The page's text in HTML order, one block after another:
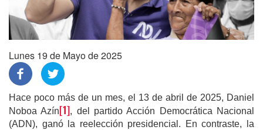
Lunes 19 de Mayo de 2025
Hace poco más de un mes, el 13 de abril de 2025, Daniel
Noboa Azín[1], del partido Acción Democrática Nacional
(ADN), ganó la reelección presidencial. En contraste, la